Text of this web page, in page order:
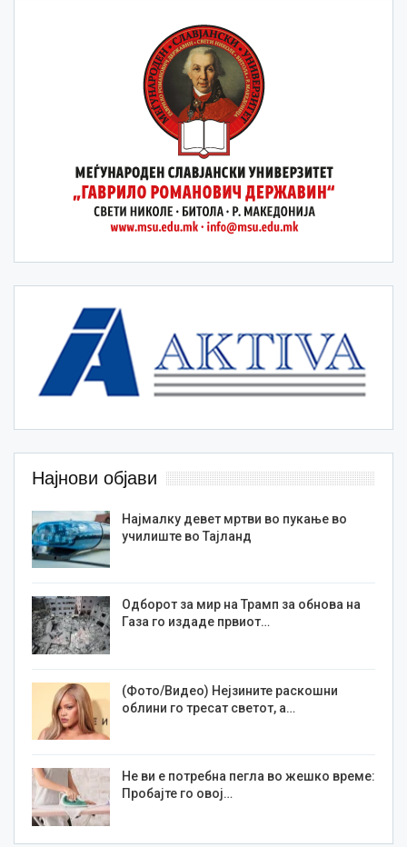
Најнови објави
Најмалку девет мртви во пукање во
училиште во Тајланд
Одборот за мир на Трамп за обнова на
Газа го издаде првиот…
(Фото/Видео) Нејзините раскошни
облини го тресат светот, а…
Не ви е потребна пегла во жешко време:
Пробајте го овој…